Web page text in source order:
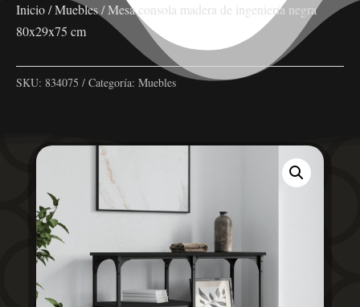
Inicio/Muebles/ Mesa consola madera de ingeniería negra
80x29x75 cm
SKU: 834075 Categoría: Muebles